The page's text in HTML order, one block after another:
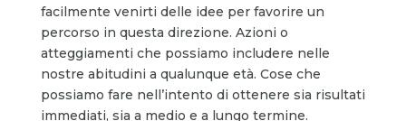
facilmente venirti delle idee per favorire un
percorso in questa direzione. Azioni o
atteggiamenti che possiamo includere nelle
nostre abitudini a qualunque età. Cose che
possiamo fare nell’intento di ottenere sia risultati
immediati, sia a medio e a lungo termine.